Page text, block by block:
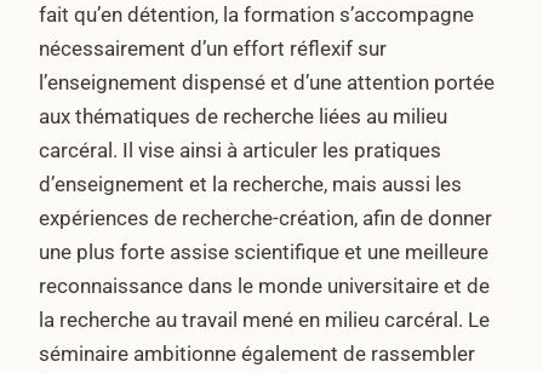
fait qu’en détention, la formation s’accompagne
nécessairement d’un effort réflexif sur
l’enseignement dispensé et d’une attention portée
aux thématiques de recherche liées au milieu
carcéral. Il vise ainsi à articuler les pratiques
d’enseignement et la recherche, mais aussi les
expériences de recherche-création, afin de donner
une plus forte assise scientifique et une meilleure
reconnaissance dans le monde universitaire et de
la recherche au travail mené en milieu carcéral. Le
séminaire ambitionne également de rassembler